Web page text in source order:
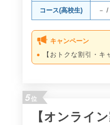
コース(高校生) － /
キャンペーン
【おトクな割引・キ
5位
【オンライ